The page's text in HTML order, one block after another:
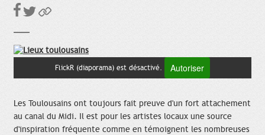
FlickR (diaporama) est désactivé. Autoriser
Les Toulousains ont toujours fait preuve d'un fort attachement
au canal du Midi. Il est pour les artistes locaux une source
d'inspiration fréquente comme en témoignent les nombreuses